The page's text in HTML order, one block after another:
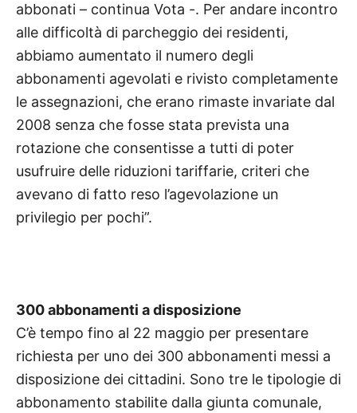
abbonati – continua Vota -. Per andare incontro
alle difficoltà di parcheggio dei residenti,
abbiamo aumentato il numero degli
abbonamenti agevolati e rivisto completamente
le assegnazioni, che erano rimaste invariate dal
2008 senza che fosse stata prevista una
rotazione che consentisse a tutti di poter
usufruire delle riduzioni tariffarie, criteri che
avevano di fatto reso l’agevolazione un
privilegio per pochi”.
300 abbonamenti a disposizione
C’è tempo fino al 22 maggio per presentare
richiesta per uno dei 300 abbonamenti messi a
disposizione dei cittadini. Sono tre le tipologie di
abbonamento stabilite dalla giunta comunale,